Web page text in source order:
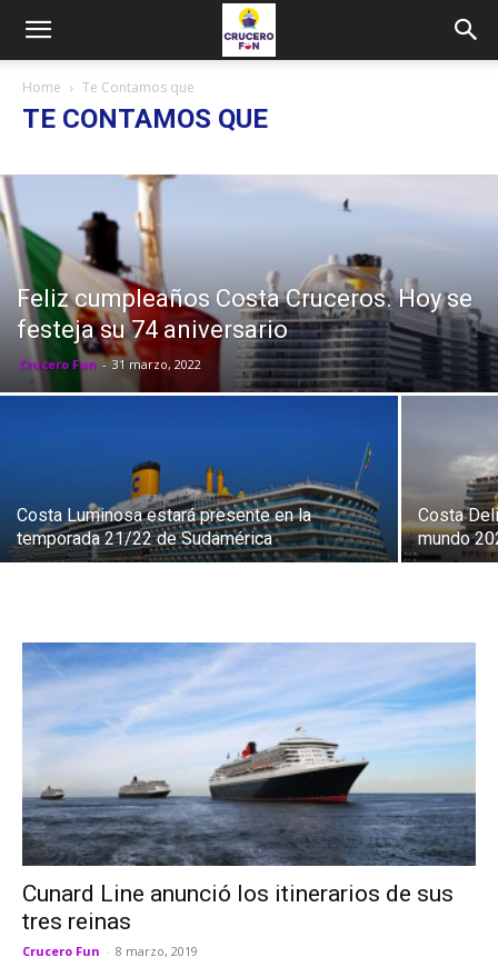
Home Te Contamos que
TE CONTAMOS QUE
Feliz cumpleaños Costa Cruceros. Hoy se
festeja su 74 aniversario
Crucero Fun - 31 marzo, 2022
Costa Luminosa estará presente en la
temporada 21/22 de Sudamérica
Costa
mundo
Cunard Line anunció los itinerarios de sus
tres reinas
Crucero Fun - 8 marzo, 2019